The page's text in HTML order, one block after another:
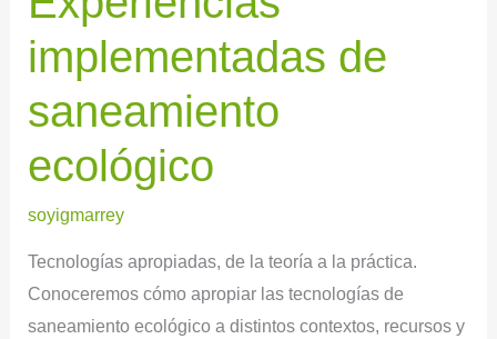
implementadas de
saneamiento
ecológico
soyigmarrey
Tecnologías apropiadas, de la teoría a la práctica.
Conoceremos cómo apropiar las tecnologías de
saneamiento ecológico a distintos contextos, recursos y
saneamiento
ecológico